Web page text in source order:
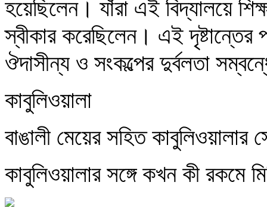
হয়েছিলেন। যাঁরা এই বিদ্যালয়ে
স্বীকার করেছিলেন। এই
ঔদাসীন্য ও সংকল্পের দুর্বলতা
কাবুলিওয়ালা
বাঙালী মেয়ের সহিত
কাবুলিওয়ালার সঙ্গে কখন কী